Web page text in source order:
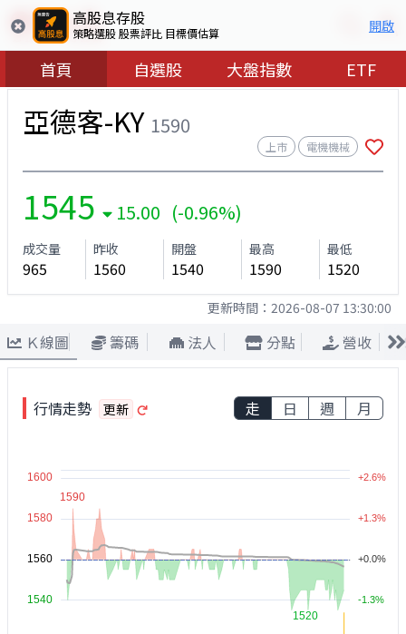
高股息存股
策略選股 股票評比 目標價估算 開啟
首頁 自選股 大盤指數 ETF
亞德客-KY 1590
上市 電機機械
1545 15.00 (-0.96%)
成交量
965
昨收
1560
開盤
1540
最高
1590
最低
1520
更新時間： 2026-08-07 13:30:00
Ｋ線圖 籌碼 法人 分點 營收
行情走勢 更新 走 日 週 月